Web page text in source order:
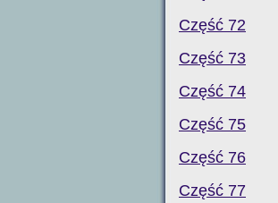
Część 72
Część 73
Część 74
Część 75
Część 76
Część 77